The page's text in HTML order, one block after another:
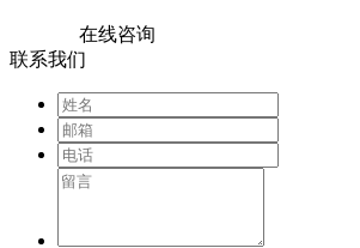
在线咨询
联系我们